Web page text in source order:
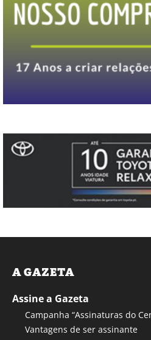
A GAZETA
Assine a Gazeta
Campanha “Assinaturas do
Vantagens de ser assinante